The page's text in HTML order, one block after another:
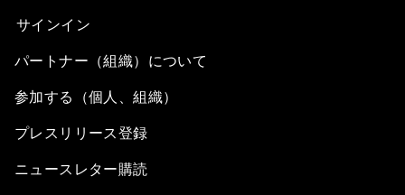
サインイン
パートナー（組織）について
参加する（個人、組織）
プレスリリース登録
ニュースレター購読